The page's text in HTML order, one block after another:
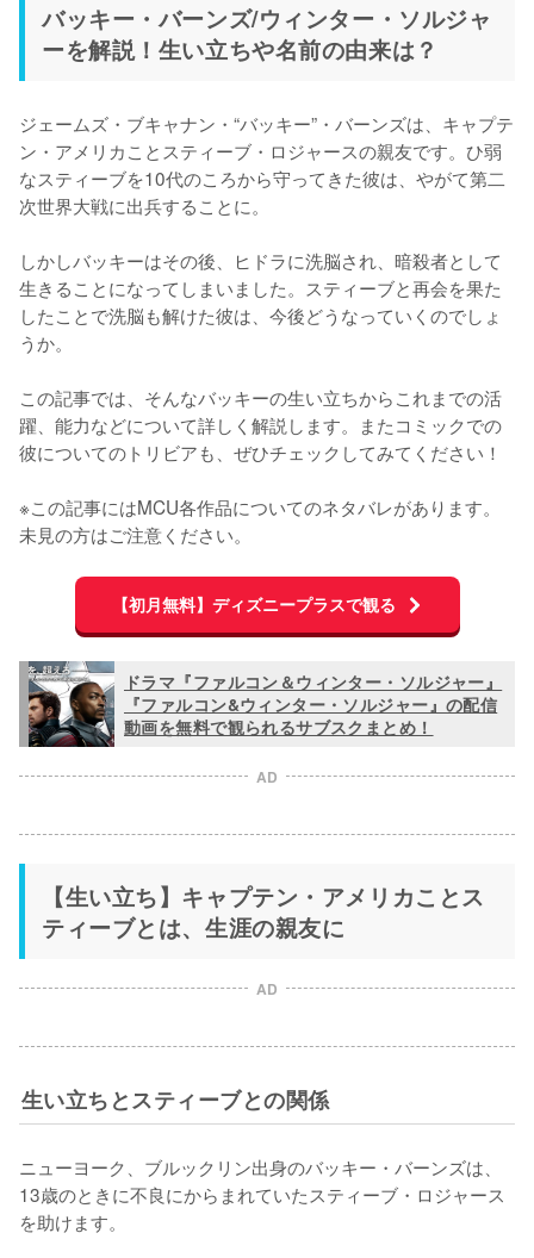
バッキー・バーンズ/ウィンター・ソルジャ
ーを解説！生い立ちや名前の由来は？
ジェームズ・ブキャナン・“バッキー”・バーンズは、キャプテ
ン・アメリカことスティーブ・ロジャースの親友です。ひ弱
なスティーブを10代のころから守ってきた彼は、やがて第二
次世界大戦に出兵することに。
しかしバッキーはその後、ヒドラに洗脳され、暗殺者として
生きることになってしまいました。スティーブと再会を果た
したことで洗脳も解けた彼は、今後どうなっていくのでしょ
うか。
この記事では、そんなバッキーの生い立ちからこれまでの活
躍、能力などについて詳しく解説します。またコミックでの
彼についてのトリビアも、ぜひチェックしてみてください！
※この記事にはMCU各作品についてのネタバレがあります。
未見の方はご注意ください。
【初月無料】ディズニープラスで観る
ドラマ『ファルコン＆ウィンター・ソルジャー』
『ファルコン&ウィンター・ソルジャー』の配信
動画を無料で観られるサブスクまとめ！
AD
【生い立ち】キャプテン・アメリカことス
ティーブとは、生涯の親友に
AD
生い立ちとスティーブとの関係
ニューヨーク、ブルックリン出身のバッキー・バーンズは、
13歳のときに不良にからまれていたスティーブ・ロジャース
を助けます。